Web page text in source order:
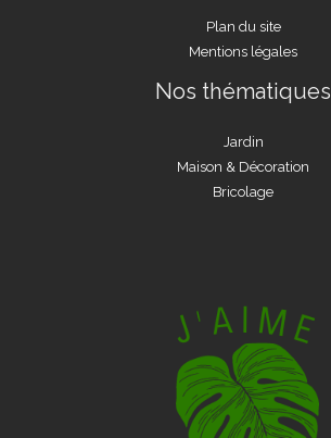
Plan du site
Mentions légales
Nos thématiques
Jardin
Maison & Décoration
Bricolage